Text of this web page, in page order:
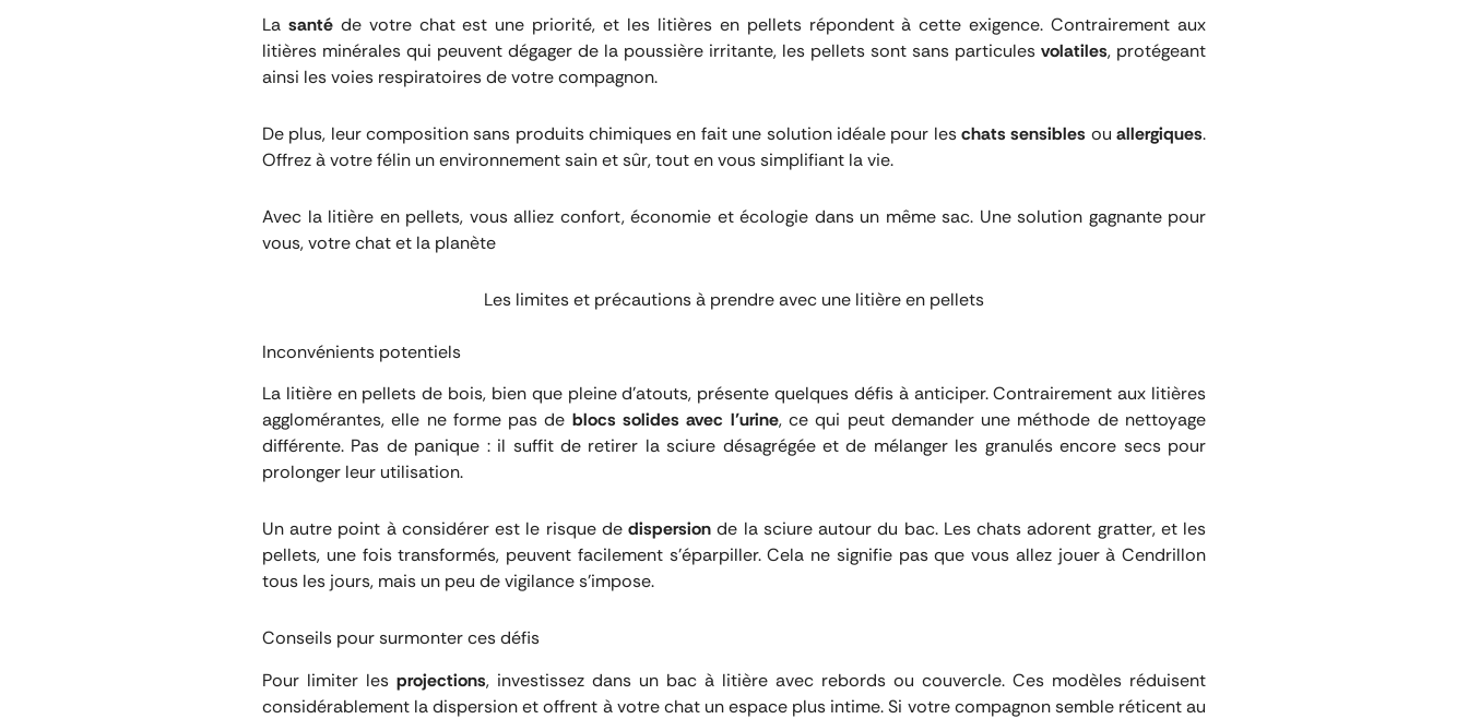
La santé de votre chat est une priorité, et les litières en pellets répondent à cette exigence. Contrairement aux
litières minérales qui peuvent dégager de la poussière irritante, les pellets sont sans particules volatiles, protégeant
ainsi les voies respiratoires de votre compagnon.
De plus, leur composition sans produits chimiques en fait une solution idéale pour leschats sensibles ouallergiques.
Offrez à votre félin un environnement sain et sûr, tout en vous simplifiant la vie.
Avec la litière en pellets, vous alliez confort, économie et écologie dans un même sac. Une solution gagnante pour
vous, votre chat et la planète
Les limites et précautions à prendre avec une litière en pellets
Inconvénients potentiels
La litière en pellets de bois, bien que pleine d’atouts, présente quelques défis à anticiper. Contrairement aux litières
agglomérantes, elle ne forme pas de blocs solides avec l’urine, ce qui peut demander une méthode de nettoyage
différente. Pas de panique : il suffit de retirer la sciure désagrégée et de mélanger les granulés encore secs pour
prolonger leur utilisation.
Un autre point à considérer est le risque dedispersion de la sciure autour du bac. Les chats adorent gratter, et les
pellets, une fois transformés, peuvent facilement s’éparpiller. Cela ne signifie pas que vous allez jouer à Cendrillon
tous les jours, mais un peu de vigilance s’impose.
Conseils pour surmonter ces défis
Pour limiter les projections, investissez dans un bac à litière avec rebords ou couvercle. Ces modèles réduisent
considérablement la dispersion et offrent à votre chat un espace plus intime. Si votre compagnon semble réticent au